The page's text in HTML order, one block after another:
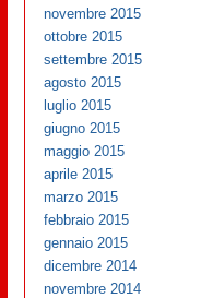
novembre 2015
ottobre 2015
settembre 2015
agosto 2015
luglio 2015
giugno 2015
maggio 2015
aprile 2015
marzo 2015
febbraio 2015
gennaio 2015
dicembre 2014
novembre 2014